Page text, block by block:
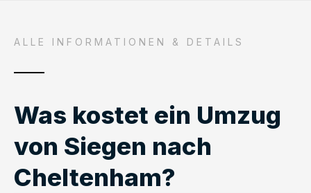
ALLE INFORMATIONEN & DETAILS
Was kostet ein Umzug
von Siegen nach
Cheltenham?